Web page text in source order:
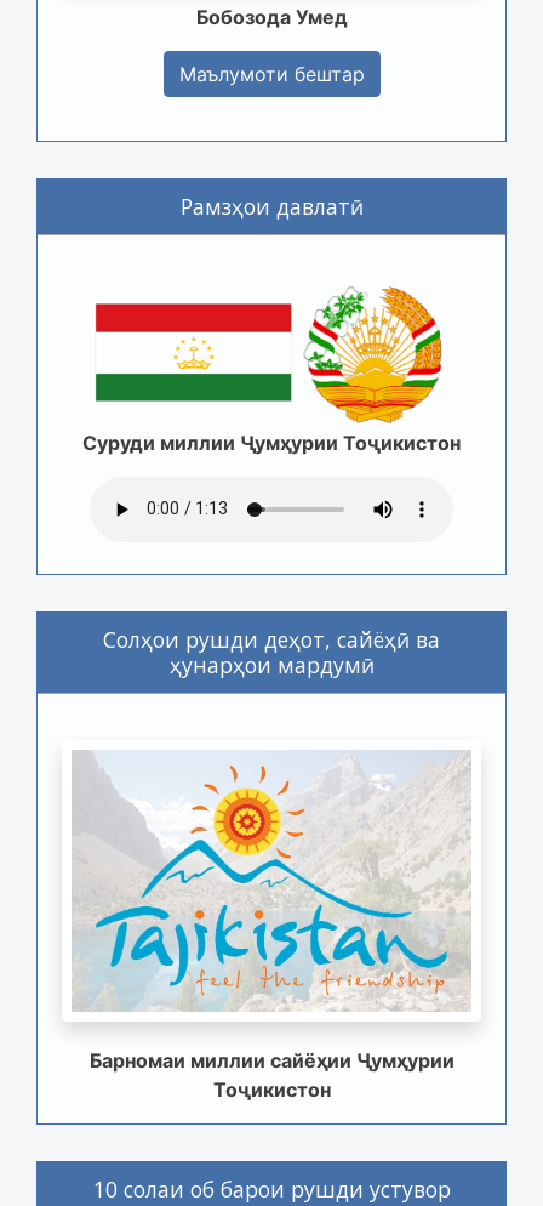
Бобозода Умед
Маълумоти бештар
Рамзҳои давлатӣ
Суруди миллии Ҷумҳурии Тоҷикистон
Солҳои рушди деҳот, сайёҳӣ ва
ҳунарҳои мардумӣ
Барномаи миллии сайёҳии Ҷумҳурии
Тоҷикистон
10 солаи об барои рушди устувор